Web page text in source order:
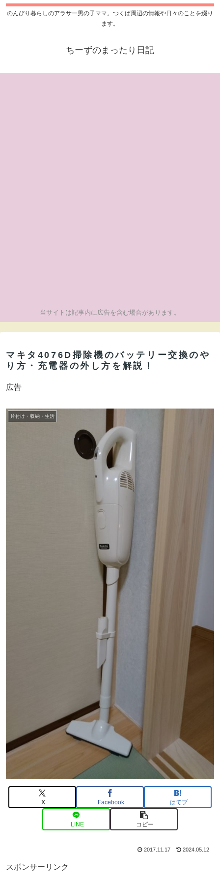
のんびり暮らしのアラサー男の子ママ。つくば周辺の情報や日々のことを綴り
ます。
ちーずのまったり日記
当サイトは記事内に広告を含む場合があります。
マキタ4076D掃除機のバッテリー交換のや
り方・充電器の外し方を解説！
広告
片付け・収納・生活
X Facebook はてブ
LINE コピー
2017.11.17 2024.05.12
スポンサーリンク